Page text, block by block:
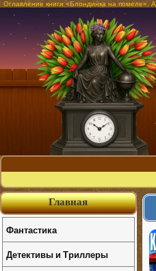
Оглавление книги «Блондинка на помеле».
Главная
Фантастика
Детективы и Триллеры